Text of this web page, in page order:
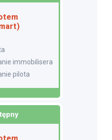
immobilisera
pilota